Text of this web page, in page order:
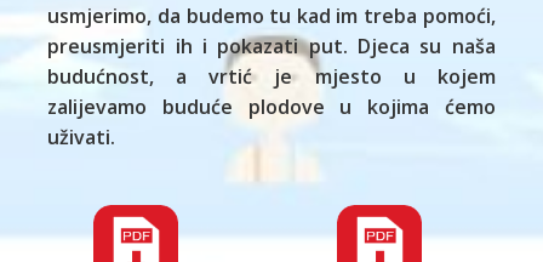
usmjerimo, da budemo tu kad im treba pomoći,
preusmjeriti ih i pokazati put. Djeca su naša
budućnost, a vrtić je mjesto u kojem
zalijevamo buduće plodove u kojima ćemo
uživati.